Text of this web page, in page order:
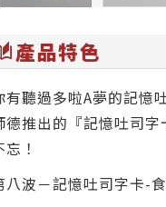
產品特色
有聽過多啦A夢的記憶
德推出的『記憶吐司
忘！
八波－記憶吐司字卡-